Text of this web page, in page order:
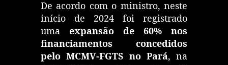
De acordo com o ministro, neste
início de 2024 foi registrado
uma expansão de 60% nos
financiamentos concedidos
pelo MCMV-FGTS no Pará, na